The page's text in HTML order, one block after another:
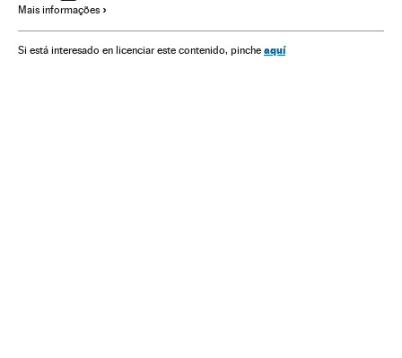
Mais informações
Si está interesado en licenciar este contenido, pinche aquí